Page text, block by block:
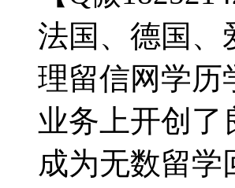
法国、德国、
理留信网学历
业务上开创了
成为无数留学